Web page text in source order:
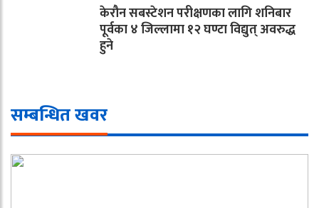
केरौन सबस्टेशन परीक्षणका लागि शनिबार
पूर्वका ४ जिल्लामा १२ घण्टा विद्युत् अवरुद्ध
हुने
सम्बन्धित खवर